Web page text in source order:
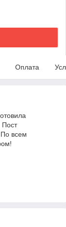
Оплата
всем